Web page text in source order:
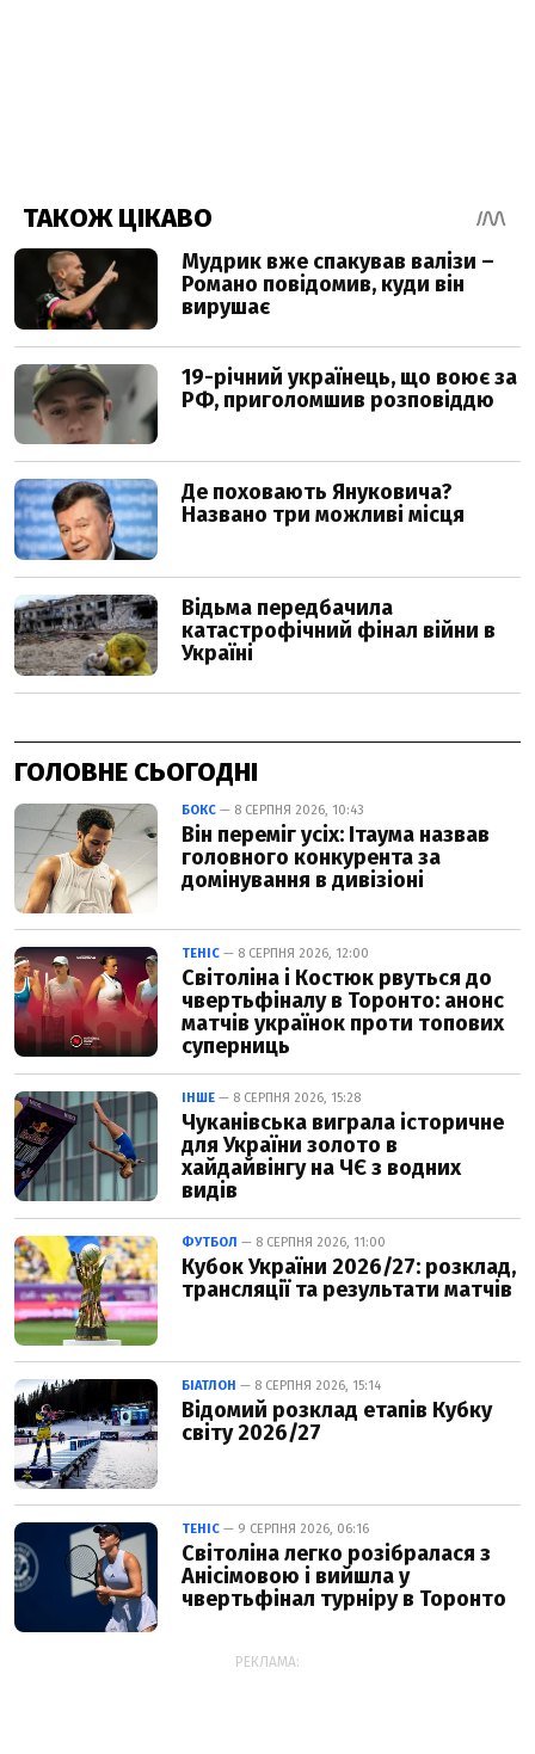
ГОЛОВНЕ СЬОГОДНІ
БОКС — 8 СЕРПНЯ 2026, 10:43
Він переміг усіх: Ітаума назвав
головного конкурента за
домінування в дивізіоні
ТЕНІС — 8 СЕРПНЯ 2026, 12:00
Світоліна і Костюк рвуться до
чвертьфіналу в Торонто: анонс
матчів українок проти топових
суперниць
ІНШЕ — 8 СЕРПНЯ 2026, 15:28
Чуканівська виграла історичне
для України золото в
хайдайвінгу на ЧЄ з водних
видів
ФУТБОЛ — 8 СЕРПНЯ 2026, 11:00
Кубок України 2026/27: розклад,
трансляції та результати матчів
БІАТЛОН — 8 СЕРПНЯ 2026, 15:14
Відомий розклад етапів Кубку
світу 2026/27
ТЕНІС — 9 СЕРПНЯ 2026, 06:16
Світоліна легко розібралася з
Анісімовою і вийшла у
чвертьфінал турніру в Торонто
РЕКЛАМА: